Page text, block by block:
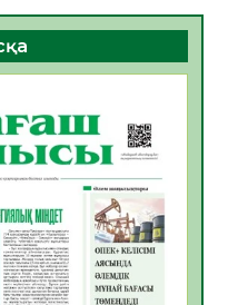
43 0
БОЛАШАҚҚА
қарсы иммундау
48
44